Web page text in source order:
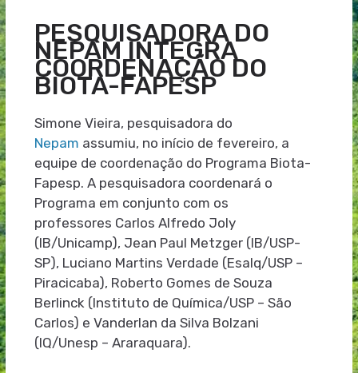
PESQUISADORA DO
NEPAM INTEGRA
COORDENAÇÃO DO
BIOTA-FAPESP
Simone Vieira, pesquisadora do
Nepam assumiu, no início de fevereiro, a
equipe de coordenação do Programa Biota-
Fapesp. A pesquisadora coordenará o
Programa em conjunto com os
professores Carlos Alfredo Joly
(IB/Unicamp), Jean Paul Metzger (IB/USP-
SP), Luciano Martins Verdade (Esalq/USP –
Piracicaba), Roberto Gomes de Souza
Berlinck (Instituto de Química/USP – São
Carlos) e Vanderlan da Silva Bolzani
(IQ/Unesp – Araraquara).